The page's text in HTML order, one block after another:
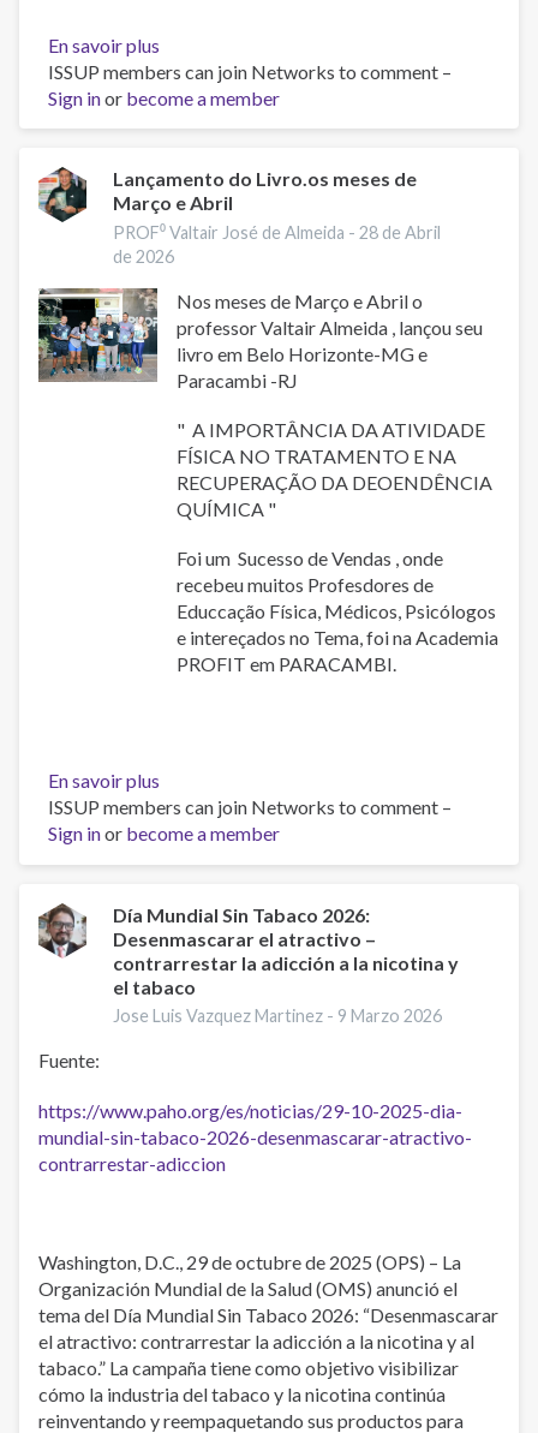
En savoir plus
Medellín
Enfrenta
una
Crisis
de
Salud
Pública:
“Tusi”
Vinculado
Necrosis
Amputaciones
ISSUP members can join Networks to comment –
Sign inor become a member
Lançamento do Livro.os meses de
Março e Abril
PROF⁰ Valtair José de Almeida -28 de Abril
de 2026
Nos meses de Março e Abril o
professor Valtair Almeida , lançou seu
livro em Belo Horizonte-MG e
Paracambi -RJ
" A IMPORTÂNCIA DA ATIVIDADE
FÍSICA NO TRATAMENTO E NA
RECUPERAÇÃO DA DEOENDÊNCIA
QUÍMICA "
Foi um Sucesso de Vendas , onde
recebeu muitos Profesdores de
Educcação Física, Médicos, Psicólogos
e intereçados no Tema, foi na Academia
PROFIT em PARACAMBI.
En savoir plus
Lançamento
do
Livro.os
de
Março
e
Abril
ISSUP members can join Networks to comment –
Sign inor become a member
Día Mundial Sin Tabaco 2026:
Desenmascarar el atractivo –
contrarrestar la adicción a la nicotina y
el tabaco
Jose Luis Vazquez Martinez - 9 Marzo 2026
Fuente:
https://www.paho.org/es/noticias/29-10-2025-dia-
mundial-sin-tabaco-2026-desenmascarar-atractivo-
contrarrestar-adiccion
Washington, D.C., 29 de octubre de 2025 (OPS) – La
Organización Mundial de la Salud (OMS) anunció el
tema del Día Mundial Sin Tabaco 2026: “Desenmascarar
el atractivo: contrarrestar la adicción a la nicotina y al
tabaco.” La campaña tiene como objetivo visibilizar
cómo la industria del tabaco y la nicotina continúa
reinventando y reempaquetando sus productos para